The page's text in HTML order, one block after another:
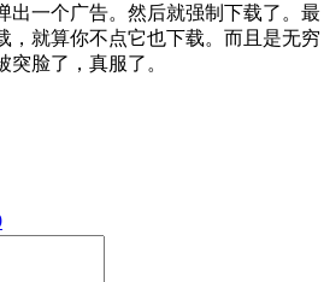
出一个广告。然后就强制下载了。最
，就算你不点它也下载。而且是无穷
脸了，真服了。